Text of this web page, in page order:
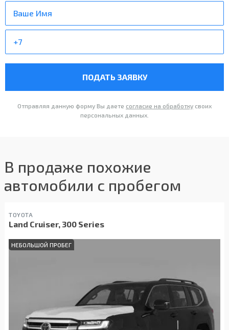
ПОДАТЬ ЗАЯВКУ
Отправляя данную форму Вы даете согласие на обработку своих
персональных данных.
В продаже похожие
автомобили с пробегом
TOYOTA
Land Cruiser, 300 Series
НЕБОЛЬШОЙ ПРОБЕГ